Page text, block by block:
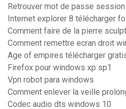
Retrouver mot de passe
Internet explorer 8 télécharger
Comment faire de la pierre
Comment remettre ecran droit
Age of empires télécharger
Firefox pour windows xp sp1
Vpn robot para windows
Comment enlever la veille
Codec audio dts windows 10